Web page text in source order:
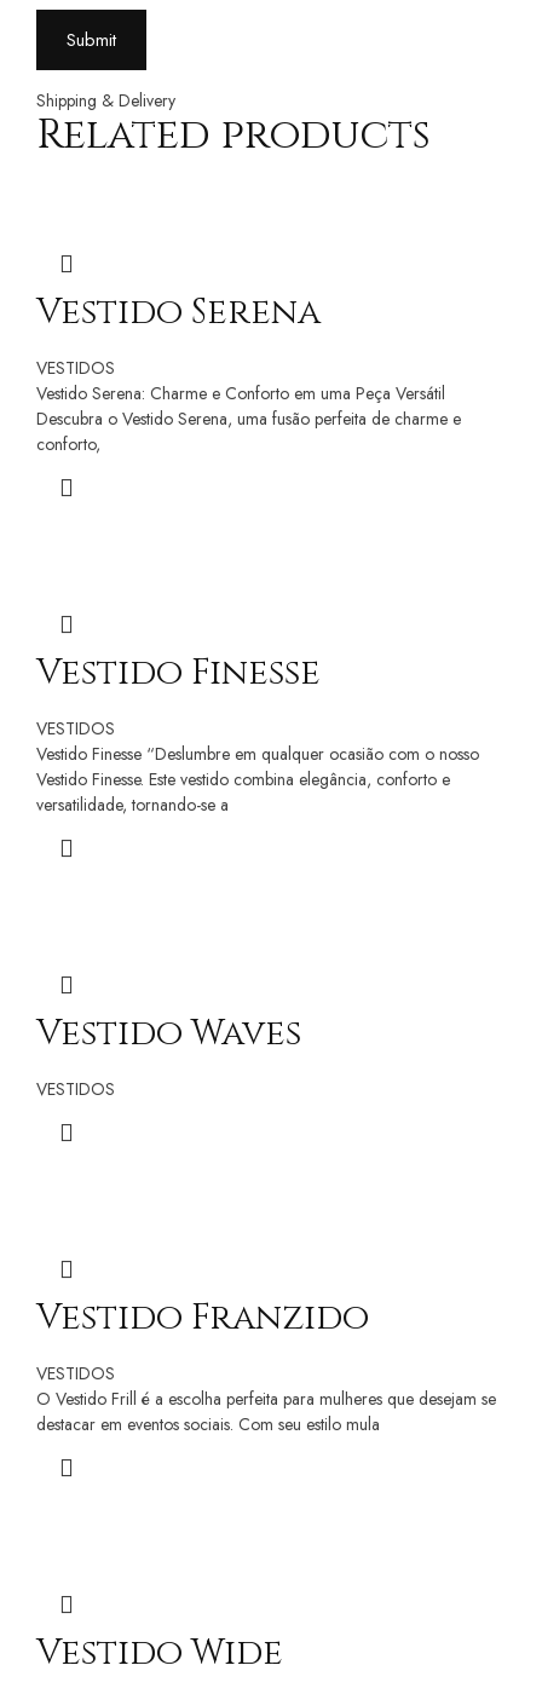
Shipping & Delivery
Related products
Vestido Serena
VESTIDOS
Vestido Serena: Charme e Conforto em uma Peça Versátil
Descubra o Vestido Serena, uma fusão perfeita de charme e
conforto,
Vestido Finesse
VESTIDOS
Vestido Finesse “Deslumbre em qualquer ocasião com o nosso
Vestido Finesse. Este vestido combina elegância, conforto e
versatilidade, tornando-se a
Vestido Waves
VESTIDOS
Vestido Franzido
VESTIDOS
O Vestido Frill é a escolha perfeita para mulheres que desejam se
destacar em eventos sociais. Com seu estilo mula
Vestido Wide